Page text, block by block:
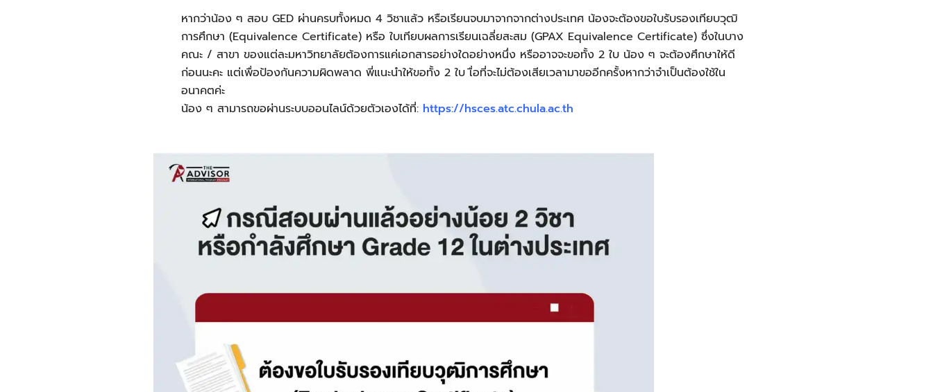
หากว่าน้อง ๆ สอบ GED ผ่านครบทั้งหมด 4 วิชาแล้ว หรือเรียนจบมาจากจากต่างประเทศ น้องจะต้องขอใบรับรองเทียบวุฒิ
การศึกษา(Equivalence Certificate) หรือ ใบเทียบผลการเรียนเฉลี่ยสะสม (GPAX Equivalence Certificate) ซึ่งในบาง
คณะ / สาขา ของแต่ละมหาวิทยาลัยต้องการแค่เอกสารอย่างใดอย่างหนึ่ง หรืออาจจะขอทั้ง 2 ใบ น้อง ๆ จะต้องศึกษาให้ดี
ก่อนนะคะ แต่เพื่อป้องกันความผิดพลาด พี่แนะนำให้ขอทั้ง 2 ใบ เื่อที่จะไม่ต้องเสียเวลามาขออีกครั้งหากว่าจำเป็นต้องใช้ใน
อนาคตค่ะ
น้อง ๆ สามารถขอผ่านระบบออนไลน์ด้วยตัวเองได้ที่: https://hsces.atc.chula.ac.th